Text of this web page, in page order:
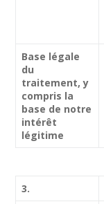
Base légale
du
traitement, y
compris la
base de notre
intérêt
légitime
3.